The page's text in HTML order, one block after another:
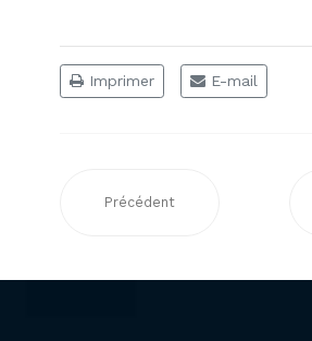
Imprimer E-mail
Précédent